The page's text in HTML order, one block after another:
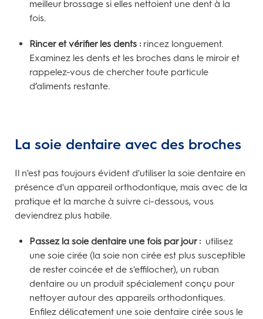
meilleur brossage si elles nettoient une dent à la
fois.
Rincer et vérifier les dents : rincez longuement.
Examinez les dents et les broches dans le miroir et
rappelez-vous de chercher toute particule
d’aliments restante.
La soie dentaire avec des broches
Il n'est pas toujours évident d'utiliser la soie dentaire en
présence d'un appareil orthodontique, mais avec de la
pratique et la marche à suivre ci-dessous, vous
deviendrez plus habile.
Passez la soie dentaire une fois par jour : utilisez
une soie cirée (la soie non cirée est plus susceptible
de rester coincée et de s'effilocher), un ruban
dentaire ou un produit spécialement conçu pour
nettoyer autour des appareils orthodontiques.
Enfilez délicatement une soie dentaire cirée sous le